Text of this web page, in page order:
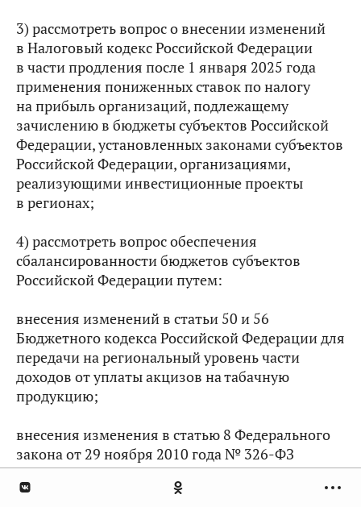
3) рассмотреть вопрос о внесении изменений
в Налоговый кодекс Российской Федерации
в части продления после 1 января 2025 года
применения пониженных ставок по налогу
на прибыль организаций, подлежащему
зачислению в бюджеты субъектов Российской
Федерации, установленных законами субъектов
Российской Федерации, организациями,
реализующими инвестиционные проекты
в регионах;
4) рассмотреть вопрос обеспечения
сбалансированности бюджетов субъектов
Российской Федерации путем:
внесения изменений в статьи 50 и 56
Бюджетного кодекса Российской Федерации для
передачи на региональный уровень части
доходов от уплаты акцизов на табачную
продукцию;
внесения изменения в статью 8 Федерального
закона от 29 ноября 2010 года № 326-ФЗ
«Об обязательном медицинском страховании
в Российской Федерации» для передачи